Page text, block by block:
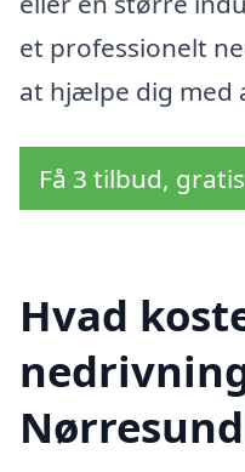
et professionelt
at hjælpe dig med
Få 3 tilbud,
Hvad